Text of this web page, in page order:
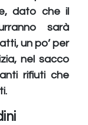
dato che il
sarà
un po’ per
nel sacco
rifiuti che